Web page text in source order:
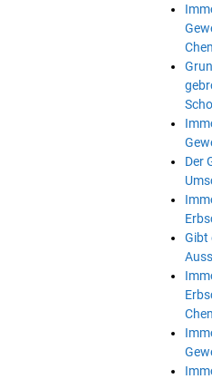
Der
Gibt